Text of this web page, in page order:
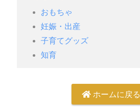
おもちゃ
妊娠・出産
子育てグッズ
知育
ホームに戻る